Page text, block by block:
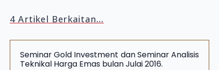
4 Artikel Berkaitan...
Seminar Gold Investment dan Seminar Analisis
Teknikal Harga Emas bulan Julai 2016.